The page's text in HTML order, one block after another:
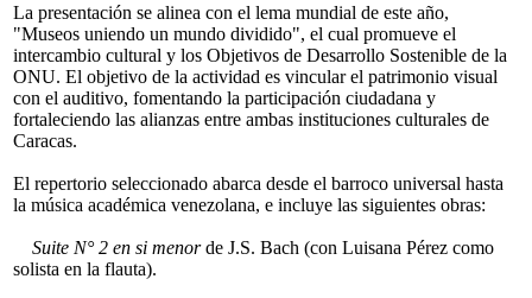
La presentación se alinea con el lema mundial de este año,
"Museos uniendo un mundo dividido", el cual promueve el
intercambio cultural y los Objetivos de Desarrollo Sostenible de la
ONU. El objetivo de la actividad es vincular el patrimonio visual
con el auditivo, fomentando la participación ciudadana y
fortaleciendo las alianzas entre ambas instituciones culturales de
Caracas.
El repertorio seleccionado abarca desde el barroco universal hasta
la música académica venezolana, e incluye las siguientes obras:
Suite N° 2 en si menorde J.S. Bach (con Luisana Pérez como
solista en la flauta).